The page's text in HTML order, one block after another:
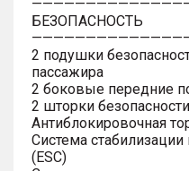
БЕЗОПАСНОСТЬ
2 подушки
пассажира
2 боковые передние
2 шторки безопасности
Антиблокировочная
Система
(ESC)